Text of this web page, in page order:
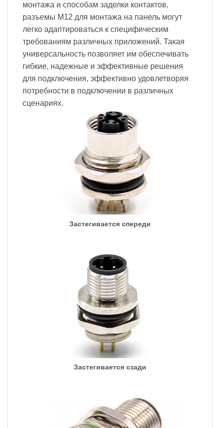
монтажа и способам заделки контактов,
разъемы M12 для монтажа на панель могут
легко адаптироваться к специфическим
требованиям различных приложений. Такая
универсальность позволяет им обеспечивать
гибкие, надежные и эффективные решения
для подключения, эффективно удовлетворяя
потребности в подключении в различных
сценариях.
Застегивается спереди
Застегивается сзади